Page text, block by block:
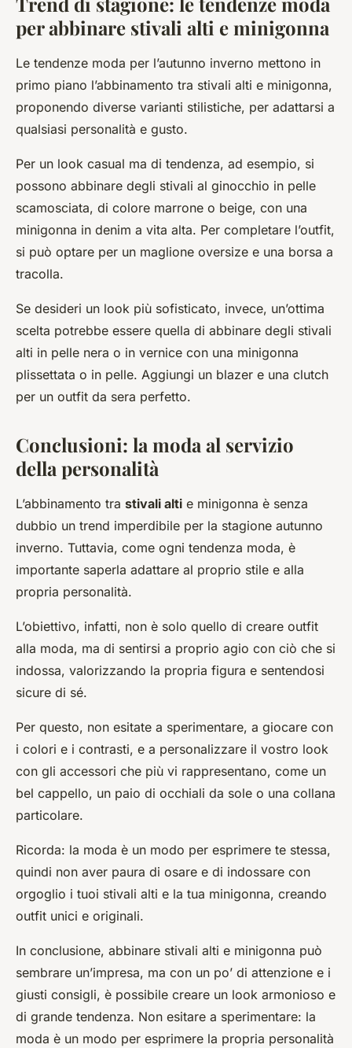
per abbinare stivali alti e minigonna
Le tendenze moda per l’autunno inverno mettono in
primo piano l’abbinamento tra stivali alti e minigonna,
proponendo diverse varianti stilistiche, per adattarsi a
qualsiasi personalità e gusto.
Per un look casual ma di tendenza, ad esempio, si
possono abbinare degli stivali al ginocchio in pelle
scamosciata, di colore marrone o beige, con una
minigonna in denim a vita alta. Per completare l’outfit,
si può optare per un maglione oversize e una borsa a
tracolla.
Se desideri un look più sofisticato, invece, un’ottima
scelta potrebbe essere quella di abbinare degli stivali
alti in pelle nera o in vernice con una minigonna
plissettata o in pelle. Aggiungi un blazer e una clutch
per un outfit da sera perfetto.
Conclusioni: la moda al servizio
della personalità
L’abbinamento tra stivali alti e minigonna è senza
dubbio un trend imperdibile per la stagione autunno
inverno. Tuttavia, come ogni tendenza moda, è
importante saperla adattare al proprio stile e alla
propria personalità.
L’obiettivo, infatti, non è solo quello di creare outfit
alla moda, ma di sentirsi a proprio agio con ciò che si
indossa, valorizzando la propria figura e sentendosi
sicure di sé.
Per questo, non esitate a sperimentare, a giocare con
i colori e i contrasti, e a personalizzare il vostro look
con gli accessori che più vi rappresentano, come un
bel cappello, un paio di occhiali da sole o una collana
particolare.
Ricorda: la moda è un modo per esprimere te stessa,
quindi non aver paura di osare e di indossare con
orgoglio i tuoi stivali alti e la tua minigonna, creando
outfit unici e originali.
In conclusione, abbinare stivali alti e minigonna può
sembrare un’impresa, ma con un po’ di attenzione e i
giusti consigli, è possibile creare un look armonioso e
di grande tendenza. Non esitare a sperimentare: la
moda è un modo per esprimere la propria personalità